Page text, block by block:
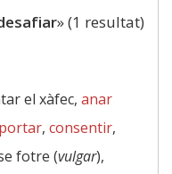
» (1 resultat)
el xàfec, anar
, consentir,
fotre (vulgar),